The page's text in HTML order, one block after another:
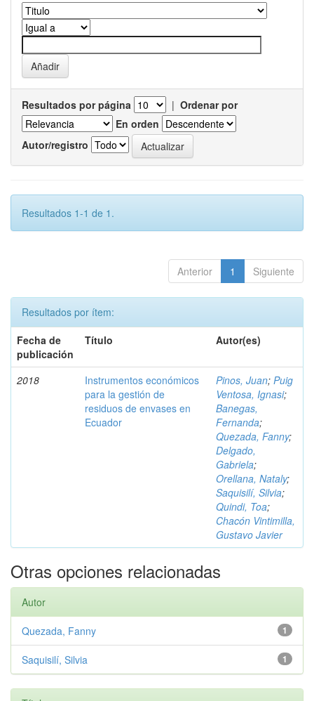
Resultados por página | Ordenar por
En orden
Autor/registro
Resultados 1-1 de 1.
Anterior 1 Siguiente
Resultados por ítem:
Fecha de
publicación
Título Autor(es)
2018
Instrumentos económicos
para la gestión de
residuos de envases en
Ecuador
Pinos, Juan; Puig
Ventosa, Ignasi;
Banegas,
Fernanda;
Quezada, Fanny;
Delgado,
Gabriela;
Orellana, Nataly;
Saquisilí, Silvia;
Quindi, Toa;
Chacón Vintimilla,
Gustavo Javier
Otras opciones relacionadas
Autor
1
Quezada, Fanny
1
Saquisilí, Silvia